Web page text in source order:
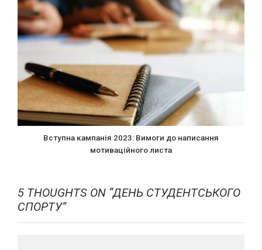
Вступна кампанія 2023: Вимоги до написання
мотиваційного листа
5 THOUGHTS ON “ДЕНЬ СТУДЕНТСЬКОГО
СПОРТУ”